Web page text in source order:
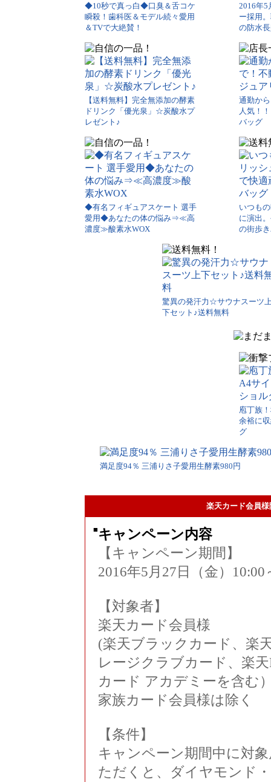
◆10秒で真っ白◆口臭＆舌コケ
瞬殺！歯科医＆モデル続々愛用
＆TVで大絶賛！
2016年
ー採用
の防水
【送料無料】完全無添加の酵素
ドリンク「優光泉」☆炭酸水プ
レゼント♪
通勤か
人気！
バッグ
◆有名フィギュアスケート 選手
愛用◆あなたの体の悩み⇒≪高
濃度≫酸素水WOX
いつも
に演出
の街歩
驚異の発汗力☆サウナスーツ
下セット♪送料無料
庖丁族
余裕に
グ
満足度94％ 三浦りさ子愛用生酵素980円
楽天カード会員
■ キャンペーン内容
【キャンペーン期間】
2016年5月27日（金）
【対象者】
楽天カード会員様
(楽天ブラックカード、楽
レージクラブカード、楽
カード アカデミーを含む
家族カード会員様は除く
【条件】
キャンペーン期間中に対
ただくと、ダイヤモンド